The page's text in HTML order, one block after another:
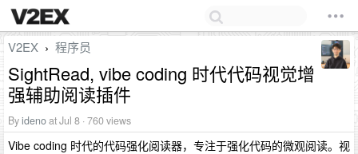
V2EX › 程序员
SightRead, vibe coding 时代代码视觉增
强辅助阅读插件
Byidenoat Jul 8 · 760 views
Vibe coding 时代的代码强化阅读器，专注于强化代码的微观阅读。视